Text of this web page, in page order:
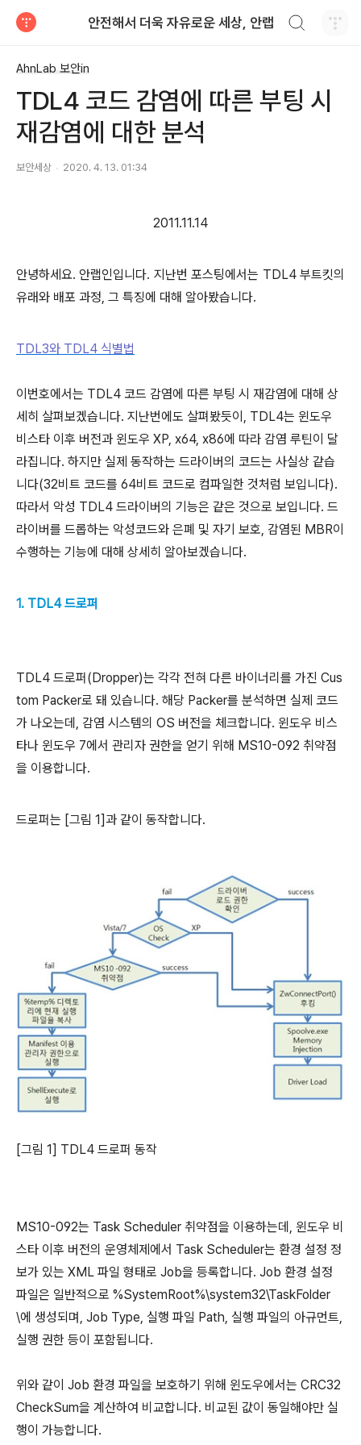
안전해서 더욱 자유로운 세상, 안랩
AhnLab 보안in
TDL4 코드 감염에 따른 부팅 시
재감염에 대한 분석
보안세상 2020. 4. 13. 01:34
2011.11.14
안녕하세요. 안랩인입니다. 지난번 포스팅에서는 TDL4 부트킷의
유래와 배포 과정, 그 특징에 대해 알아봤습니다.
TDL3와 TDL4 식별법
이번호에서는 TDL4 코드 감염에 따른 부팅 시 재감염에 대해 상
세히 살펴보겠습니다. 지난번에도 살펴봤듯이, TDL4는 윈도우
비스타 이후 버전과 윈도우 XP, x64, x86에 따라 감염 루틴이 달
라집니다. 하지만 실제 동작하는 드라이버의 코드는 사실상 같습
니다(32비트 코드를 64비트 코드로 컴파일한 것처럼 보입니다).
따라서 악성 TDL4 드라이버의 기능은 같은 것으로 보입니다. 드
라이버를 드롭하는 악성코드와 은폐 및 자기 보호, 감염된 MBR이
수행하는 기능에 대해 상세히 알아보겠습니다.
1. TDL4 드로퍼
TDL4 드로퍼(Dropper)는 각각 전혀 다른 바이너리를 가진 Cus
tom Packer로 돼 있습니다. 해당 Packer를 분석하면 실제 코드
가 나오는데, 감염 시스템의 OS 버전을 체크합니다. 윈도우 비스
타나 윈도우 7에서 관리자 권한을 얻기 위해 MS10-092 취약점
을 이용합니다.
드로퍼는 [그림 1]과 같이 동작합니다.
[그림 1] TDL4 드로퍼 동작
MS10-092는 Task Scheduler 취약점을 이용하는데, 윈도우 비
스타 이후 버전의 운영체제에서 Task Scheduler는 환경 설정 정
보가 있는 XML 파일 형태로 Job을 등록합니다. Job 환경 설정
파일은 일반적으로 %SystemRoot%\system32\TaskFolder
\에 생성되며, Job Type, 실행 파일 Path, 실행 파일의 아규먼트,
실행 권한 등이 포함됩니다.
위와 같이 Job 환경 파일을 보호하기 위해 윈도우에서는 CRC32
CheckSum을 계산하여 비교합니다. 비교된 값이 동일해야만 실
행이 가능합니다.